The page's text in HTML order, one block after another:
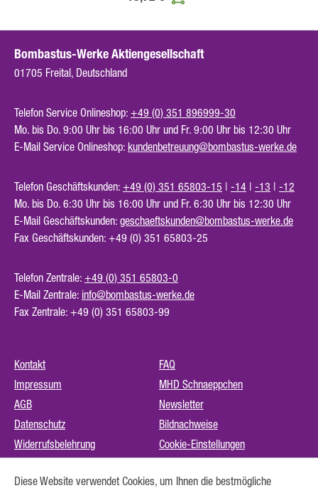
Bombastus-Werke Aktiengesellschaft
01705 Freital, Deutschland
Telefon Service Onlineshop: +49 (0) 351 896999-30
Mo. bis Do. 9:00 Uhr bis 16:00 Uhr und Fr. 9:00 Uhr bis 12:30 Uhr
E-Mail Service Onlineshop: kundenbetreuung@bombastus-werke.de
Telefon Geschäftskunden: +49 (0) 351 65803-15 | -14 | -13 | -12
Mo. bis Do. 6:30 Uhr bis 16:00 Uhr und Fr. 6:30 Uhr bis 12:30 Uhr
E-Mail Geschäftskunden: geschaeftskunden@bombastus-werke.de
Fax Geschäftskunden: +49 (0) 351 65803-25
Telefon Zentrale: +49 (0) 351 65803-0
E-Mail Zentrale: info@bombastus-werke.de
Fax Zentrale: +49 (0) 351 65803-99
Kontakt
Impressum
AGB
Datenschutz
Widerrufsbelehrung
FAQ
MHD Schnaeppchen
Newsletter
Bildnachweise
Cookie-Einstellungen
Barrierefreiheit
Diese Website verwendet Cookies, um Ihnen die bestmögliche